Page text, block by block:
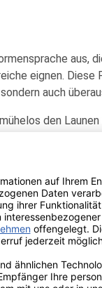
eignen.
auch
den
für die
und